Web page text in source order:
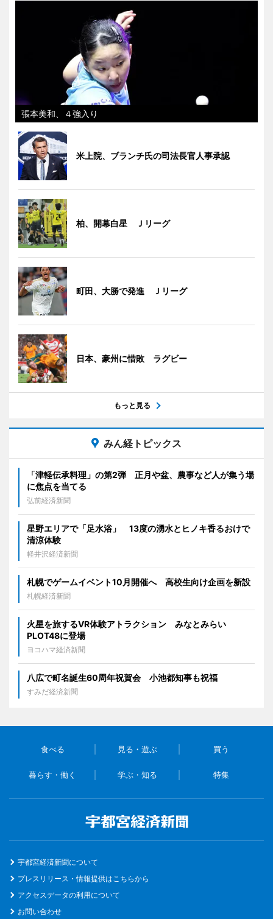
張本美和、４強入り
米上院、ブランチ氏の司法長官人事承認
柏、開幕白星 Ｊリーグ
町田、大勝で発進 Ｊリーグ
日本、豪州に惜敗 ラグビー
もっと見る
みん経トピックス
「津軽伝承料理」の第2弾 正月や盆、農事など人が集う場
に焦点を当てる
弘前経済新聞
星野エリアで「足水浴」 13度の湧水とヒノキ香るおけで
清涼体験
軽井沢経済新聞
札幌でゲームイベント10月開催へ 高校生向け企画を新設
札幌経済新聞
火星を旅するVR体験アトラクション みなとみらい
PLOT48に登場
ヨコハマ経済新聞
八広で町名誕生60周年祝賀会 小池都知事も祝福
すみだ経済新聞
食べる 見る・遊ぶ 買う
暮らす・働く 学ぶ・知る 特集
宇都宮経済新聞について
プレスリリース・情報提供はこちらから
アクセスデータの利用について
お問い合わせ